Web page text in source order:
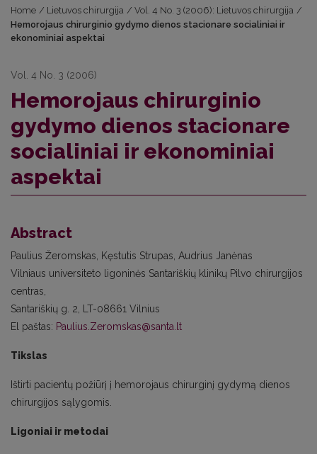
Home / Lietuvos chirurgija / Vol. 4 No. 3 (2006): Lietuvos chirurgija /
Hemorojaus chirurginio gydymo dienos stacionare socialiniai ir
ekonominiai aspektai
Vol. 4 No. 3 (2006)
Hemorojaus chirurginio
gydymo dienos stacionare
socialiniai ir ekonominiai
aspektai
Abstract
Paulius Žeromskas, Kęstutis Strupas, Audrius Janėnas
Vilniaus universiteto ligoninės Santariškių klinikų Pilvo chirurgijos
centras,
Santariškių g. 2, LT-08661 Vilnius
El paštas: Paulius.Zeromskas@santa.lt
Tikslas
Ištirti pacientų požiūrį į hemorojaus chirurginį gydymą dienos
chirurgijos sąlygomis.
Ligoniai ir metodai